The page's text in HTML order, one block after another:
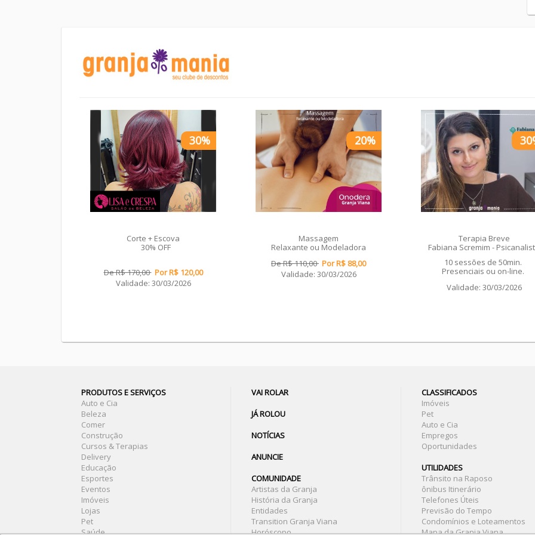
30%
Corte + Escova
30% OFF
De R$ 170,00 Por R$ 120,00
Validade: 30/03/2026
20%
Massagem
Relaxante ou Modeladora
De R$ 110,00 Por R$ 88,00
Validade: 30/03/2026
Terapia Breve
Fabiana Scremim -
10 sessões de 50min.
Presenciais ou on-line.
Validade: 30/03/2026
PRODUTOS E SERVIÇOS
Auto e Cia
Beleza
Comer
Construção
Cursos & Terapias
Delivery
Educação
Esportes
Eventos
Imóveis
Lojas
Pet
Saúde
VAI ROLAR
JÁ ROLOU
NOTÍCIAS
ANUNCIE
COMUNIDADE
Artistas da Granja
História da Granja
Entidades
Transition Granja Viana
Horóscopo
CLASSIFICADOS
Imóveis
Pet
Auto e Cia
Empregos
Oportunidades
UTILIDADES
Trânsito na Raposo
ônibus Itinerário
Telefones Úteis
Previsão do Tempo
Condomínios e Loteamentos
Mapa da Granja Viana